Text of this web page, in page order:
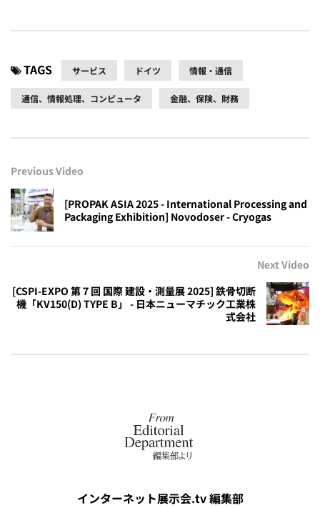
TAGS サービス ドイツ 情報・通信
通信、情報処理、コンピュータ 金融、保険、財務
Previous Video
[PROPAK ASIA 2025 - International Processing and
Packaging Exhibition] Novodoser - Cryogas
Next Video
[CSPI-EXPO 第７回 国際 建設・測量展 2025] 鉄骨切断
機「KV150(D) TYPE B」 - 日本ニューマチック工業株
式会社
インターネット展示会.tv 編集部